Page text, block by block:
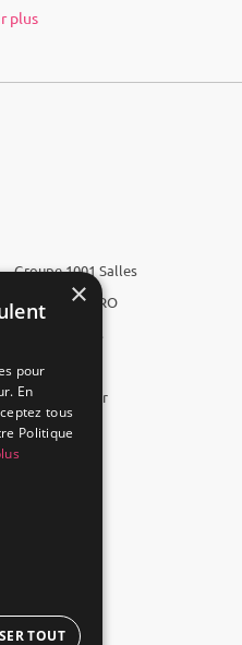
plus
Groupe 1001 Salles
1001 Salles PRO
1001 Traiteurs
1001 Artistes
Reserverunbar
MP2
×
pour
En
tous
Politique
TOUT